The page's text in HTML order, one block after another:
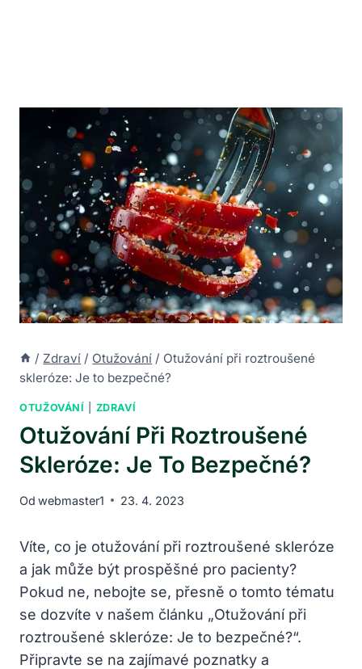
/ Zdraví / Otužování / Otužování při roztroušené
skleróze: Je to bezpečné?
OTUŽOVÁNÍ ZDRAVÍ
Otužování Při Roztroušené
Skleróze: Je To Bezpečné?
Od webmaster1 23. 4. 2023
Víte, co je otužování při roztroušené skleróze
a jak může být prospěšné pro pacienty?
Pokud ne, nebojte se, přesně o tomto tématu
se dozvíte v našem článku „Otužování při
roztroušené skleróze: Je to bezpečné?“.
Připravte se na zajímavé poznatky a